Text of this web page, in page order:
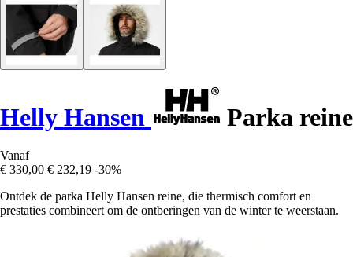
Helly Hansen Parka reine
Vanaf
€ 330,00 € 232,19 -30%
Ontdek de parka Helly Hansen reine, die thermisch comfort en
prestaties combineert om de ontberingen van de winter te weerstaan.